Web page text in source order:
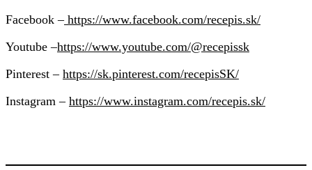
Facebook –https://www.facebook.com/recepis.sk/
Youtube –https://www.youtube.com/@recepissk
Pinterest – https://sk.pinterest.com/recepisSK/
Instagram – https://www.instagram.com/recepis.sk/